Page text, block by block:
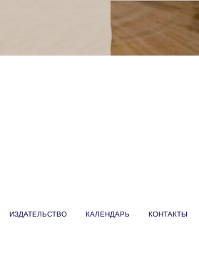
ИЗДАТЕЛЬСТВО КАЛЕНДАРЬ КОНТАКТЫ